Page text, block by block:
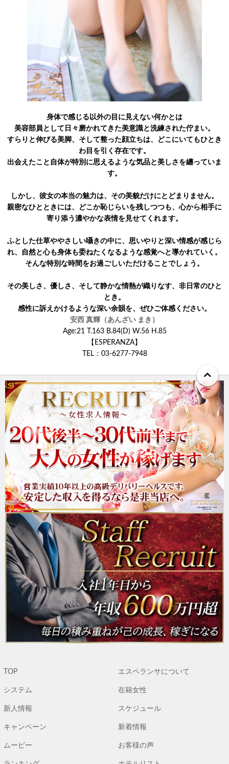
身体で感じる以外の目に見えない何かとは
美容部員として日々磨かれてきた美意識と洗練された佇まい。
すらりと伸びる美脚、そして整った顔立ちは、どこにいてもひとき
わ目を引く存在です。
出会えたこと自体が特別に思えるような気品と美しさを纏っていま
す。
しかし、彼女の本当の魅力は、その美貌だけにとどまりません。
親密なひとときには、どこか恥じらいを残しつつも、心から相手に
寄り添う濃やかな表情を見せてくれます。
ふとした仕草ややさしい囁きの中に、思いやりと深い情感が感じら
れ、自然と心も身体も委ねたくなるような感覚へと導かれていく。
そんな特別な時間をお過ごしいただけることでしょう。
その美しさ、優しさ、そして静かな情熱が織りなす、非日常のひと
とき。
感性に訴えかけるような深い余韻を、ぜひご体感ください。
安西 真輝（あんざい まき）
Age:21 T.163 B.84(D) W.56 H.85
【ESPERANZA】
TEL：03‐6277‐7948
TOP エスペランサについて
システム 在籍女性
新人情報 スケジュール
キャンペーン 新着情報
ムービー お客様の声